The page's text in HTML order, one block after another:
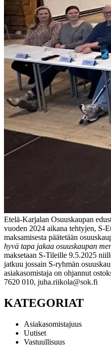
Etelä-Karjalan Osuuskaupan
vuoden 2024 aikana tehtyjen, S-
maksamisesta päätetään
hyvä tapa jakaa osuuskaupan
maksetaan S-Tileille 9.5.2025
jatkuu jossain S-ryhmän
asiakasomistaja on ohjannut
7620 010, juha.riikola@sok.fi
KATEGORIAT
Asiakasomistajuus
Uutiset
Vastuullisuus